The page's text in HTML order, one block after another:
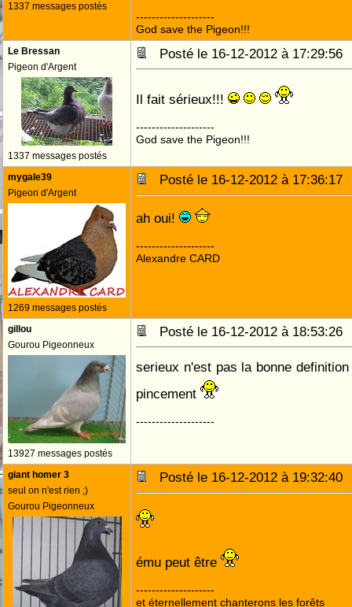
1337 messages postés
--------------------
God save the Pigeon!!!
Le Bressan
Pigeon d'Argent
1337 messages postés
Posté le 16-12-2012 à
Il fait sérieux!!!
--------------------
God save the Pigeon!!!
mygale39
Pigeon d'Argent
1269 messages postés
Posté le 16-12-2012 à
ah oui!
--------------------
Alexandre CARD
gillou
Gourou Pigeonneux
13927 messages postés
Posté le 16-12-2012 à
serieux n'est pas la bonne
pincement
--------------------
giant homer 3
seul on n'est rien ;)
Gourou Pigeonneux
Posté le 16-12-2012 à
ému peut être
--------------------
et éternellement chanterons les forêts